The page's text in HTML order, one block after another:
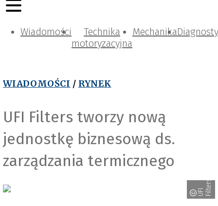
Wiadomości
Technika
motoryzacyjna
Mechanika
WIADOMOŚCI / RYNEK
UFI Filters tworzy nową
jednostkę biznesową ds.
zarządzania termicznego
U
F
I
F
i
l
t
e
r s